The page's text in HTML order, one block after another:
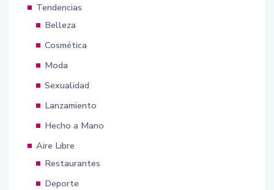
Tendencias
Belleza
Cosmética
Moda
Sexualidad
Lanzamiento
Hecho a Mano
Aire Libre
Restaurantes
Deporte